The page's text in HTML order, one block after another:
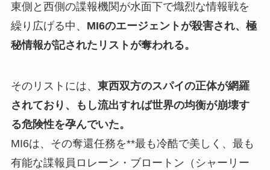
東側と西側の諜報機関が水面下で熾烈な情報戦を
繰り広げる中、 MI6のエージェントが殺害され、極
秘情報が記されたリストが奪われる。
そのリストには、 東西双方のスパイの正体が網羅
されており、もし流出すれば世界の均衡が崩壊す
る危険性を孕んでいた。
MI6は、その奪還任務を**最も冷酷で美しく、最も
有能な諜報員ロレーン・ブロートン（シャーリー